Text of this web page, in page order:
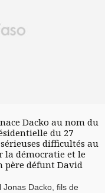
Dacko au nom du
du 27
difficultés au
la démocratie et le
père défunt David
Jonas Dacko, fils de